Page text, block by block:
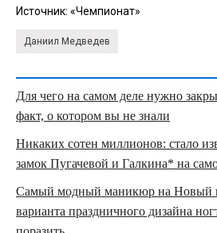
Источник: «Чемпионат»
Даниил Медведев
Для чего на самом деле нужно
факт, о котором вы не знали
Никаких сотен миллионов: стало
замок Пугачевой и Галкина* на
Самый модный маникюр на Новый
варианта праздничного дизайна